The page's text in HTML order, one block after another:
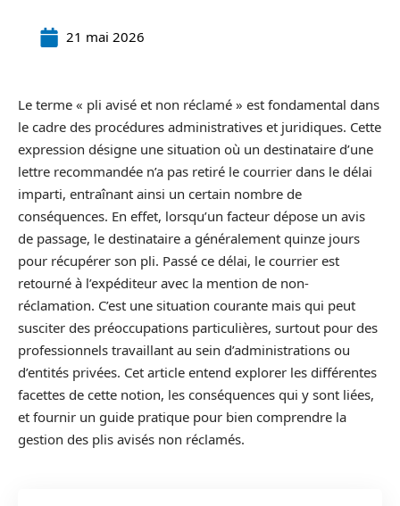
21 mai 2026
Le terme « pli avisé et non réclamé » est fondamental dans
le cadre des procédures administratives et juridiques. Cette
expression désigne une situation où un destinataire d’une
lettre recommandée n’a pas retiré le courrier dans le délai
imparti, entraînant ainsi un certain nombre de
conséquences. En effet, lorsqu’un facteur dépose un avis
de passage, le destinataire a généralement quinze jours
pour récupérer son pli. Passé ce délai, le courrier est
retourné à l’expéditeur avec la mention de non-
réclamation. C’est une situation courante mais qui peut
susciter des préoccupations particulières, surtout pour des
professionnels travaillant au sein d’administrations ou
d’entités privées. Cet article entend explorer les différentes
facettes de cette notion, les conséquences qui y sont liées,
et fournir un guide pratique pour bien comprendre la
gestion des plis avisés non réclamés.